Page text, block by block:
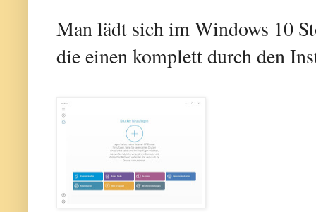
Man lädt sich im Windows 10
die einen komplett durch den